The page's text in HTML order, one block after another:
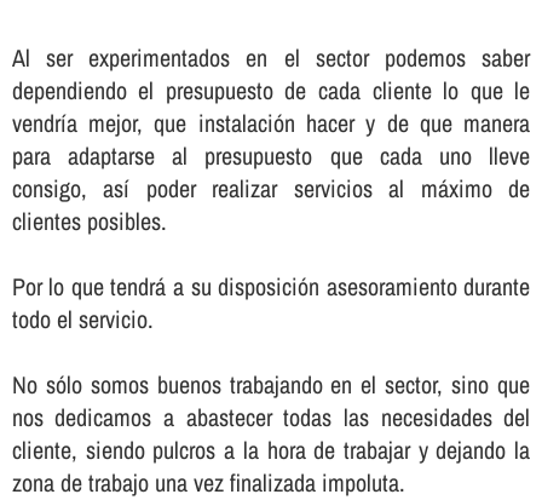
Al ser experimentados en el sector podemos saber
dependiendo el presupuesto de cada cliente lo que le
vendrí­a mejor, que instalación hacer y de que manera
para adaptarse al presupuesto que cada uno lleve
consigo, así­ poder realizar servicios al máximo de
clientes posibles.
Por lo que tendrá a su disposición asesoramiento durante
todo el servicio.
No sólo somos buenos trabajando en el sector, sino que
nos dedicamos a abastecer todas las necesidades del
cliente, siendo pulcros a la hora de trabajar y dejando la
zona de trabajo una vez finalizada impoluta.